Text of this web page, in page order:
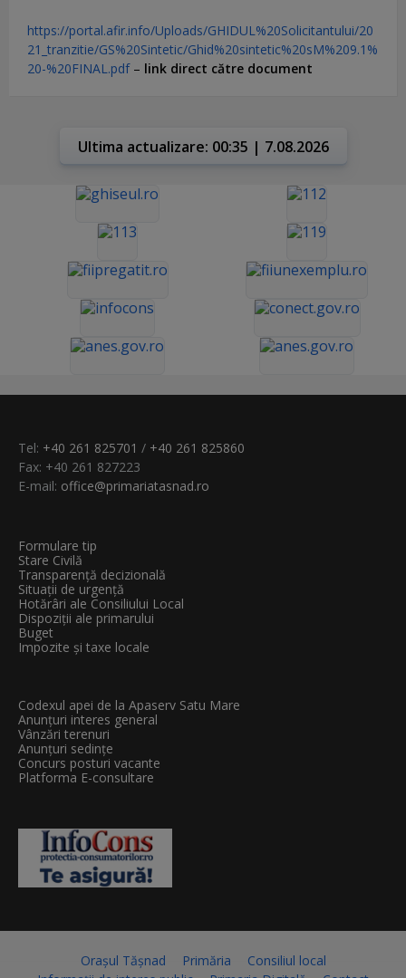
https://portal.afir.info/Uploads/GHIDUL%20Solicitantului/20
21_tranzitie/GS%20Sintetic/Ghid%20sintetic%20sM%209.1%
20-%20FINAL.pdf– link direct către document
Ultima actualizare: 00:35 | 7.08.2026
Tel: +40 261 825701 / +40 261 825860
Fax: +40 261 827223
E-mail: office@primariatasnad.ro
Formulare tip
Stare Civilă
Transparenţă decizională
Situații de urgență
Hotărâri ale Consiliului Local
Dispoziții ale primarului
Buget
Impozite și taxe locale
Codexul apei de la Apaserv Satu Mare
Anunțuri interes general
Vânzări terenuri
Anunțuri sedințe
Concurs posturi vacante
Platforma E-consultare
Orașul Tășnad Primăria
Consiliul local